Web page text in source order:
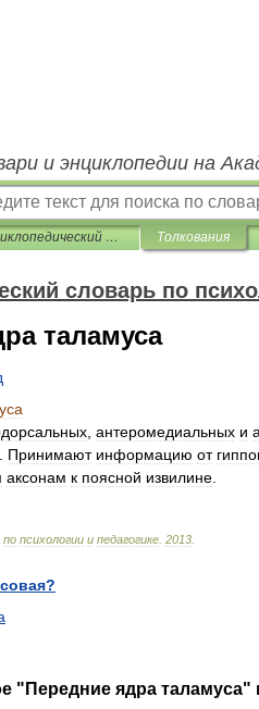
и энциклопедии на
Энциклопедический словарь по психологии и педагогике Толкования
словарь по
таламуса
антеромедиальных и
Принимают информацию от
аксонам к поясной извилине
по психологии и педагогике 2013
"Передние ядра таламуса"